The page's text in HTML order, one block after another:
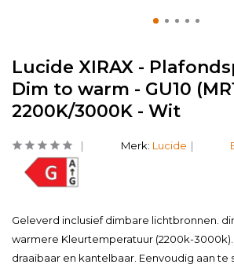
Lucide XIRAX -
Dim to warm - GU10
2200K/3000K - Wit
Merk: Lucide
Geleverd inclusief dimbare lichtbronnen.
warmere Kleurtemperatuur (2200k-
draaibaar en kantelbaar. Eenvoudig aan te